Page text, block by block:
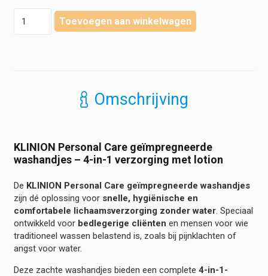
1
hoeveelheid
Toevoegen aan winkelwagen
Omschrijving
KLINION Personal Care geïmpregneerde
washandjes – 4-in-1 verzorging met lotion
De KLINION Personal Care geïmpregneerde washandjes
zijn dé oplossing voor snelle, hygiënische en
comfortabele lichaamsverzorging zonder water. Speciaal
ontwikkeld voor bedlegerige cliënten en mensen voor wie
traditioneel wassen belastend is, zoals bij pijnklachten of
angst voor water.
Deze zachte washandjes bieden een complete 4-in-1-